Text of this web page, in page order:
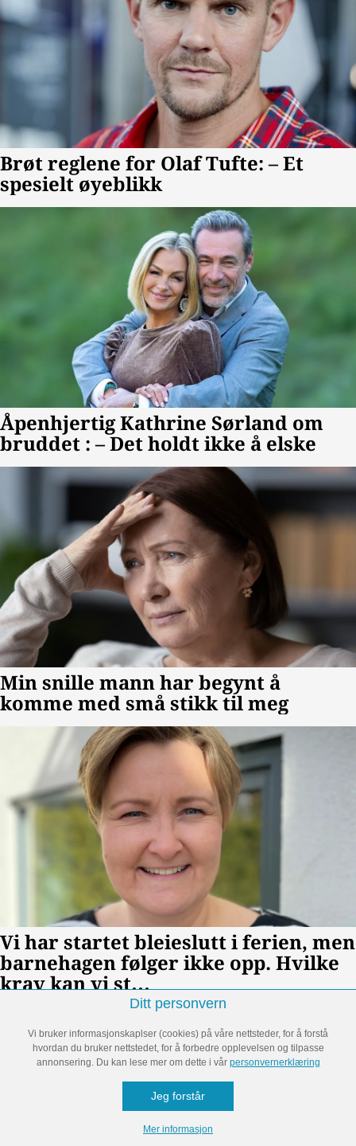
Språk Utseende Personvernvilkår
Kontakt oss
Informasjonskapsler
Powered by Invision Community
Ditt personvern
Vi bruker informasjonskaplser (cookies) på våre nettsteder, for å forstå
hvordan du bruker nettstedet, for å forbedre opplevelsen og tilpasse
annonsering. Du kan lese mer om dette i vår personvernerklæring
Jeg forstår
Mer informasjon